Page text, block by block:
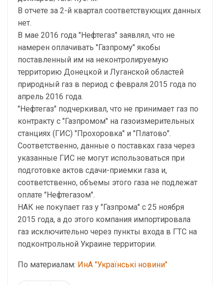
В отчете за 2-й квартал соответствующих данных
нет.
В мае 2016 года "Нефтегаз" заявлял, что не
намерен оплачивать "Газпрому" якобы
поставленный им на неконтролируемую
территорию Донецкой и Луганской областей
природный газ в период с февраля 2015 года по
апрель 2016 года.
"Нефтегаз" подчеркивал, что не принимает газ по
контракту с "Газпромом" на газоизмерительных
станциях (ГИС) "Прохоровка" и "Платово".
Соответственно, данные о поставках газа через
указанные ГИС не могут использоваться при
подготовке актов сдачи-приемки газа и,
соответственно, объемы этого газа не подлежат
оплате "Нефтегазом".
НАК не покупает газ у "Газпрома" с 25 ноября
2015 года, а до этого компания импортировала
газ исключительно через пункты входа в ГТС на
подконтрольной Украине территории.
По материалам: ИнА "Українські новини"